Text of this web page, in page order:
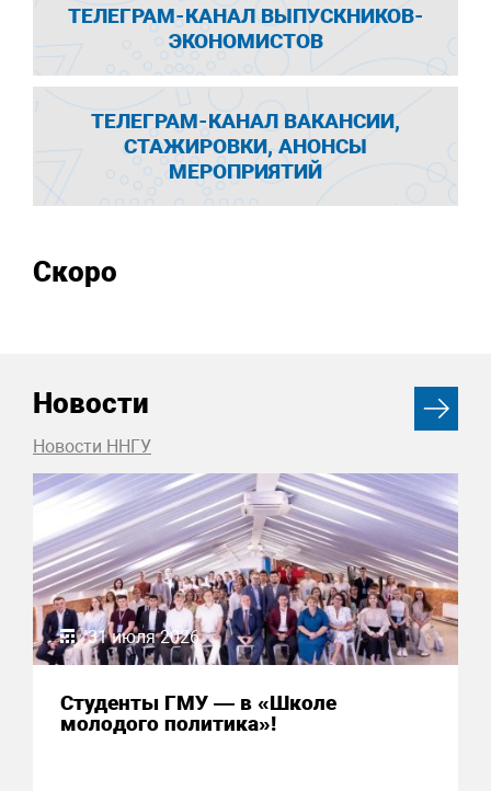
ТЕЛЕГРАМ-КАНАЛ ВЫПУСКНИКОВ-
ЭКОНОМИСТОВ
ТЕЛЕГРАМ-КАНАЛ ВАКАНСИИ,
СТАЖИРОВКИ, АНОНСЫ
МЕРОПРИЯТИЙ
Скоро
Новости
Новости ННГУ
31 июля 2026
Студенты ГМУ — в «Школе
молодого политика»!